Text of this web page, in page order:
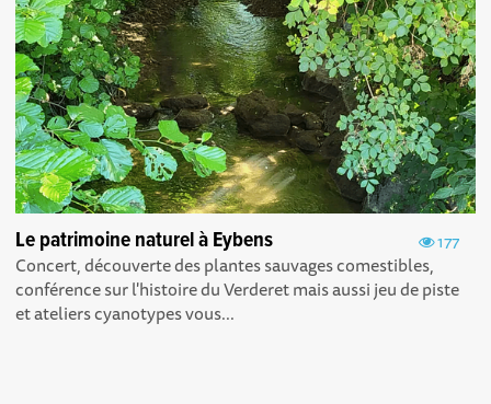
177
Le patrimoine naturel à Eybens
Concert, découverte des plantes sauvages comestibles,
conférence sur l'histoire du Verderet mais aussi jeu de piste
et ateliers cyanotypes vous...